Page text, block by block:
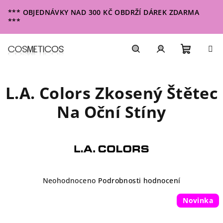
na
obsah
*** OBJEDNÁVKY NAD 300 KČ OBDRŽÍ DÁREK ZDARMA
***
košík
L.A. Colors Zkosený Štětec
Na Oční Stíny
Průměrné
Neohodnoceno Podrobnosti hodnocení
Novinka